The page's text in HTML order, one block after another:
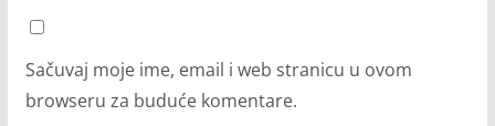
Sačuvaj moje ime, email i web stranicu u ovom
browseru za buduće komentare.